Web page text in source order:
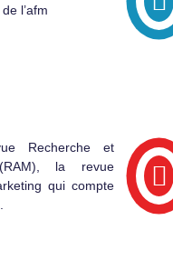
l’afm
Recherche et
la revue
qui compte